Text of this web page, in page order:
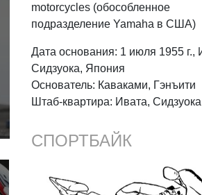
motorcycles (обособленное
подразделение Yamaha в США)
Дата основания: 1 июля 1955 г.,
Сидзуока, Япония
Основатель: Каваками, Гэнъити
Штаб-квартира: Ивата,
СПОРТБАЙК